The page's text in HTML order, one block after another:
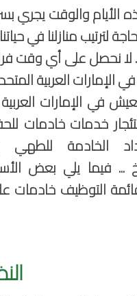
الأيام والوقت يجري
لترتيب منازلنا في
لا نحصل على أي وقت
الإمارات العربية
في الإمارات
خدمات خادمات
الخادمة للطهي
... فيما يلي بعض
التوظيف خادمات